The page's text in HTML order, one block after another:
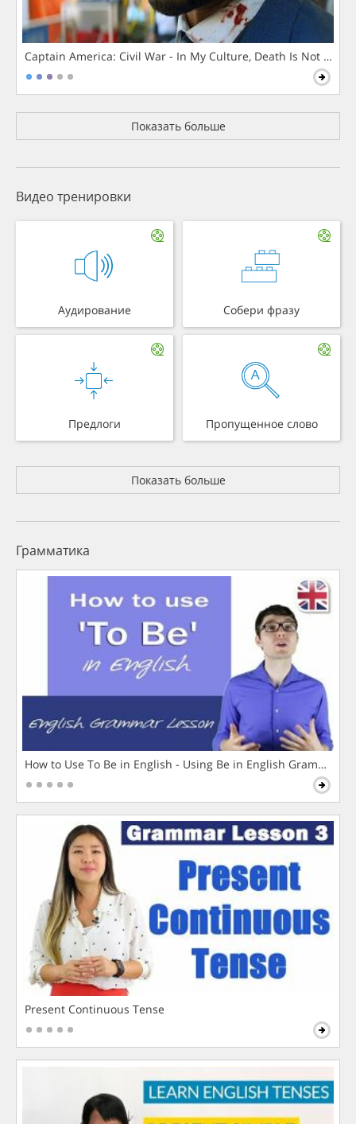
Captain America: Civil War - In My Culture, Death Is Not The
Показать больше
Видео тренировки
Аудирование Собери фразу
Предлоги Пропущенное слово
Показать больше
Грамматика
How to Use To Be in English - Using Be in English Grammar
Present Continuous Tense